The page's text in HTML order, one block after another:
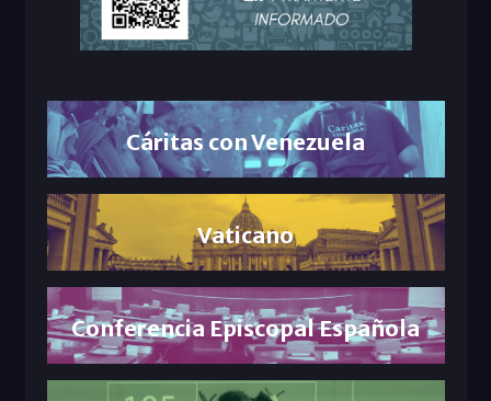
Cáritas con Venezuela
Vaticano
Conferencia Episcopal Española